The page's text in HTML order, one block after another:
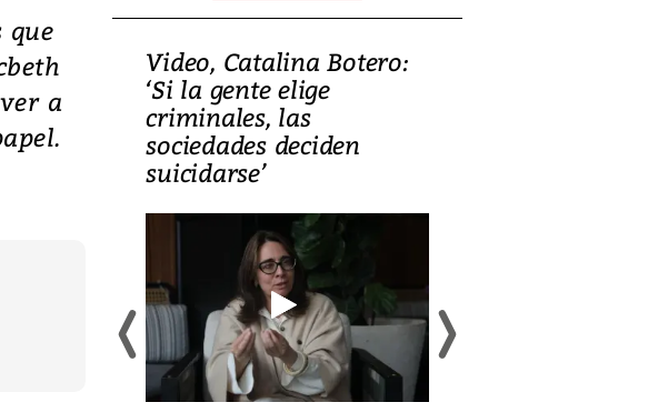
que
a
Video, Catalina Botero:
‘Si la gente elige
criminales, las
sociedades deciden
suicidarse’